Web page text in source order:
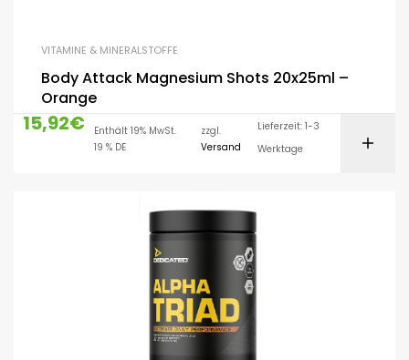
VITAMINE & MINERALSTOFFE
Body Attack Magnesium Shots 20x25ml –
Orange
15,92€
Enthält 19% MwSt.
19 % DE
zzgl.
Versand
Lieferzeit: 1-3
Werktage